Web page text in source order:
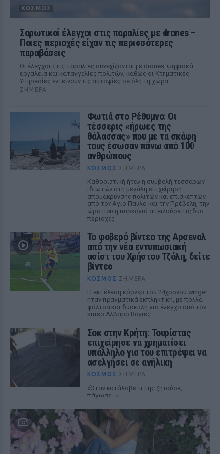
ΚΌΣΜΟΣ
Σαρωτικοί έλεγχοι στις παραλίες με drones –
Ποιες περιοχές είχαν τις περισσότερες
παραβάσεις
Οι έλεγχοι στις παραλίες συνεχίζονται με drones, ψηφιακά
εργαλεία και καταγγελίες πολιτών, καθώς οι Κτηματικές
Υπηρεσίες εντείνουν τις αυτοψίες σε όλη τη χώρα
ΣΉΜΕΡΑ
Φωτιά στο Ρέθυμνο: Οι
τέσσερις «ήρωες της
θάλασσας» που με τα σκάφη
τους έσωσαν πάνω από 100
ανθρώπους
ΚΌΣΜΟΣ ΣΉΜΕΡΑ
Καθοριστική ήταν η συμβολή τεσσάρων
ιδιωτών στη μεγάλη επιχείρηση
απομάκρυνσης πολιτών και επισκεπτών
από τον Αγιο Παύλο και την Πρέβελη, την
ώρα που η πυρκαγιά απειλούσε τις δύο
περιοχές
Το φοβερό βίντεο της Αρσεναλ
από την νέα εντυπωσιακή
ασίστ του Χρήστου Τζόλη, δείτε
βίντεο
ΚΌΣΜΟΣ ΣΉΜΕΡΑ
Η εκτέλεση κόρνερ του 24χρονου winger
ήταν πραγματικά εκπληκτική, με πολλά
φάλτσα και δύσκολη για έλεγχο από τον
κίπερ Αλβαρο Βαγιές
Σοκ στην Κρήτη: Τουρίστας
επιχείρησε να χρηματίσει
υπάλληλο για του επιτρέψει να
ασελγήσει σε ανήλικη
ΚΌΣΜΟΣ ΣΉΜΕΡΑ
«Όταν κατάλαβε τι της ζητούσε,
πάγωσε...»